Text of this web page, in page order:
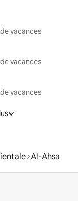
vacances
vacances
vacances
Al-Ahsa